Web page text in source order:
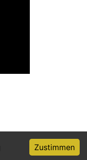
Zustimmen